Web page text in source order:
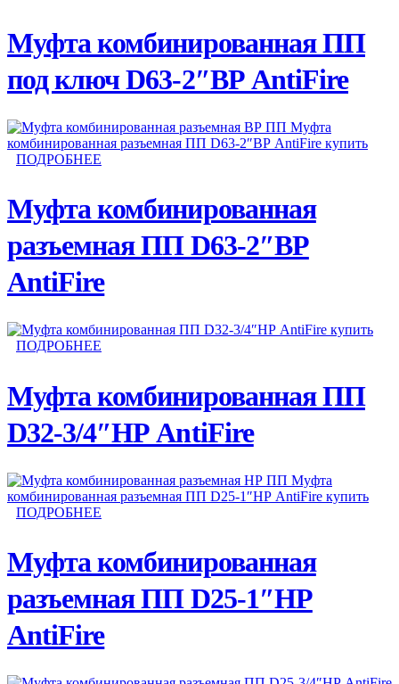
Муфта комбинированная ПП
под ключ D63-2″ВР AntiFire
ПОДРОБНЕЕ
Муфта комбинированная
разъемная ПП D63-2″ВР
AntiFire
ПОДРОБНЕЕ
Муфта комбинированная ПП
D32-3/4″НР AntiFire
ПОДРОБНЕЕ
Муфта комбинированная
разъемная ПП D25-1″НР
AntiFire